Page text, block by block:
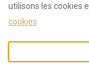
Français
Plaza Mercadal
Navarra,
E-mail:
utilisons les cookies
cookies